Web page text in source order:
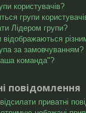
користувачів?
групи
Лідером групи?
відображаються
за замовчуванням?
команда"?
повідомлення
приватні